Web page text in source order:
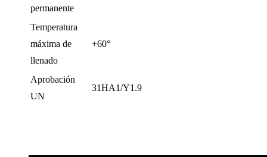
permanente
Temperatura
máxima de
llenado
+60°
Aprobación
UN
31HA1/Y1.9